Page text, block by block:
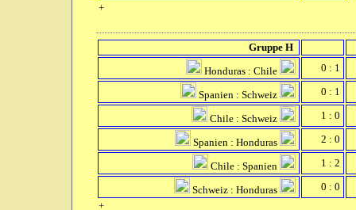
+
Gruppe H
Honduras : Chile
0 : 1
Spanien : Schweiz 0 : 1
Chile : Schweiz 1 : 0
Spanien : Honduras 2 : 0
Chile : Spanien 1 : 2
Schweiz : Honduras
0 : 0
+